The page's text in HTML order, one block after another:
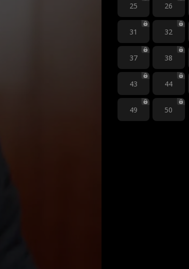
25 26
31 32
37 38
43 44
49 50